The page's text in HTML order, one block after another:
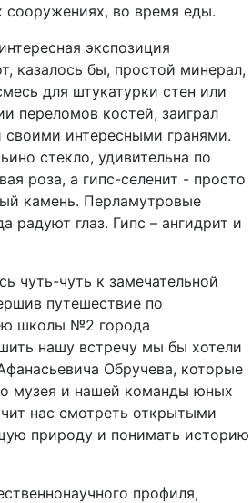
сооружениях, во время еды.
экспозиция
казалось бы, простой минерал,
для штукатурки стен или
переломов костей, заиграл
своими интересными гранями.
стекло, удивительна по
роза, а гипс-селенит - просто
камень. Перламутровые
радуют глаз. Гипс – ангидрит и
чуть-чуть к замечательной
путешествие по
школы №2 города
нашу встречу мы бы хотели
Обручева, которые
музея и нашей команды юных
нас смотреть открытыми
природу и понимать историю
профиля,